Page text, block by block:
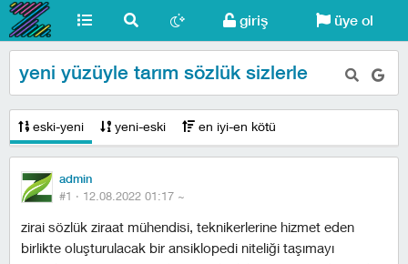
giriş üye ol
yeni yüzüyle tarım sözlük sizlerle
eski-yeni yeni-eski en iyi-en kötü
admin
#1 · 12.08.2022 01:17 ~
zirai sözlük ziraat mühendisi, teknikerlerine hizmet eden
birlikte oluşturulacak bir ansiklopedi niteliği taşımayı